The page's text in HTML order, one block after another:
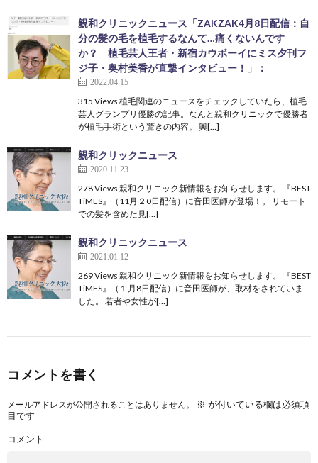
親和クリニックニュース「ZAKZAK4月8日配信：自
分の髪の毛を植毛するなんて…痛くないんです
か？ 植毛芸人王者・新宿カウボーイにミス夕刊フ
ジ子・奥村美香が直撃インタビュー！」：
2022.04.15
315 Views 植毛関連のニュースをチェックしていたら、植毛
芸人グランプリ優勝の記事。なんと親和クリニックで優勝者
が植毛手術という驚きの内容。 興[…]
親和クリックニュース
2020.11.23
278 Views 親和クリニック新情報をお知らせします。 『BEST
TiMES』（11月２0日配信）に音田医師が登場！。 リモート
での髪を含めた見[…]
親和クリニックニュース
2021.01.12
269 Views 親和クリニック新情報をお知らせします。 『BEST
TiMES』（１月8日配信）に音田医師が、取材をされていま
した。 若者や女性が[…]
コメントを書く
メールアドレスが公開されることはありません。 ※ が付いている欄は必須項
目です
コメント